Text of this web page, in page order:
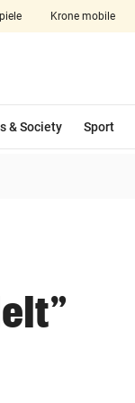
Krone mobile
aufklappen
& Society Sport